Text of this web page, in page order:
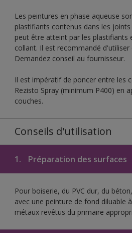
Les peintures en phase aqueuse
plastifiants contenus dans les
peut être atteint par les plastifiants
collant. Il est recommandé d'utiliser
Demandez conseil au fournisseur.
Il est impératif de poncer entre les
Rezisto Spray (minimum P400) en
couches.
Conseils d'utilisation
1. Préparation des surfaces
Pour boiserie, du PVC dur, du
avec une peinture de fond diluable
métaux revêtus du primaire